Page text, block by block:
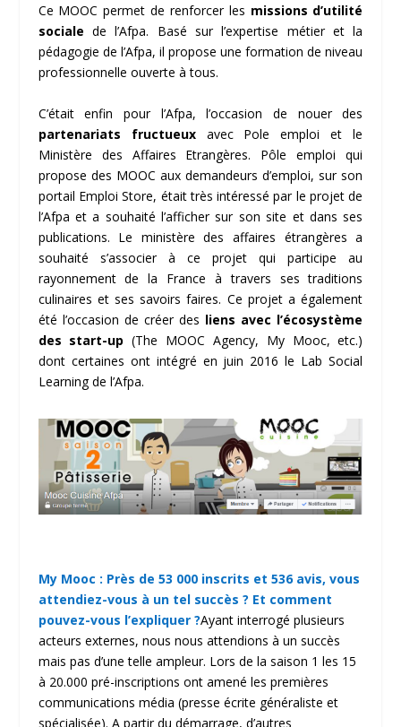
Ce MOOC permet de renforcer les missions d’utilité
sociale de l’Afpa. Basé sur l’expertise métier et la
pédagogie de l’Afpa, il propose une formation de niveau
professionnelle ouverte à tous.
C’était enfin pour l’Afpa, l’occasion de nouer des
partenariats fructueux avec Pole emploi et le
Ministère des Affaires Etrangères. Pôle emploi qui
propose des MOOC aux demandeurs d’emploi, sur son
portail Emploi Store, était très intéressé par le projet de
l’Afpa et a souhaité l’afficher sur son site et dans ses
publications. Le ministère des affaires étrangères a
souhaité s’associer à ce projet qui participe au
rayonnement de la France à travers ses traditions
culinaires et ses savoirs faires. Ce projet a également
été l’occasion de créer des liens avec l’écosystème
des start-up(The MOOC Agency, My Mooc, etc.)
dont certaines ont intégré en juin 2016 le Lab Social
Learning de l’Afpa.
My Mooc : Près de 53 000 inscrits et 536 avis, vous
attendiez-vous à un tel succès ? Et comment
pouvez-vous l’expliquer ?Ayant interrogé plusieurs
acteurs externes, nous nous attendions à un succès
mais pas d’une telle ampleur. Lors de la saison 1 les 15
à 20.000 pré-inscriptions ont amené les premières
communications média (presse écrite généraliste et
spécialisée). A partir du démarrage, d’autres